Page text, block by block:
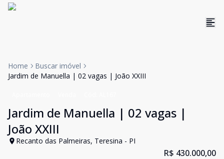
Home
Buscar imóvel
Jardim de Manuella | 02 vagas | João XXIII
Jardim de Manuella | 02 vagas |
João XXIII
Recanto das Palmeiras, Teresina - PI
R$ 430.000,00